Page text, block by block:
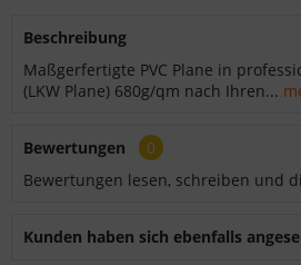
Beschreibung
Maßgerfertigte PVC Plane in
(LKW Plane) 680g/qm nach Ihren...
Bewertungen
0
Bewertungen lesen, schreiben und
Kunden haben sich ebenfalls